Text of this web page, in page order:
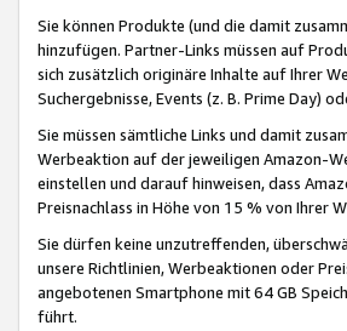
Sie können Produkte (und die damit
hinzufügen. Partner-Links müssen auf
sich zusätzlich originäre Inhalte auf Ihrer
Suchergebnisse, Events (z. B. Prime Day)
Sie müssen sämtliche Links und damit
Werbeaktion auf der jeweiligen Amazon-
einstellen und darauf hinweisen, dass
Preisnachlass in Höhe von 15 % von Ihrer
Sie dürfen keine unzutreffenden,
unsere Richtlinien, Werbeaktionen oder
angebotenen Smartphone mit 64 GB
führt.